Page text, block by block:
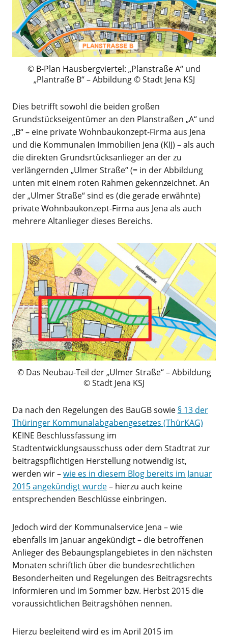
B-Plan Hausbergviertel: „Planstraße A“ und
„Plantraße B“ – Abbildung © Stadt Jena KSJ
Dies betrifft sowohl die beiden großen
Grundstückseigentümer an den Planstraßen „A“ und
„B“ – eine private Wohnbaukonzept-Firma aus Jena
und die Kommunalen Immobilien Jena (KIJ) – als auch
die direkten Grundsrtücksanlieger an der zu
verlängernden „Ulmer Straße“ (= in der Abbildung
unten mit einem roten Rahmen gekennzeichnet. An
der „Ulmer Straße“ sind es (die gerade erwähnte)
private Wohnbaukonzept-Firma aus Jena als auch
mehrere Altanlieger dieses Bereichs.
Das Neubau-Teil der „Ulmer Straße“ – Abbildung
© Stadt Jena KSJ
Da nach den Regelungen des BauGB sowie § 13 der
Thüringer Kommunalabgabengesetzes (ThürKAG)
KEINE Beschlussfassung im
Stadtentwicklungsausschuss oder dem Stadtrat zur
beitragspflichtigen Herstellung notwendig ist,
werden wir –wie es in diesem Blog bereits im Januar
2015 angekündigt wurde– hierzu auch keine
entsprechenden Beschlüsse einbringen.
Jedoch wird der Kommunalservice Jena – wie
ebenfalls im Januar angekündigt – die betroffenen
Anlieger des Bebaungsplangebietes in den nächsten
Monaten schriftlich über die bundesrechtlichen
Besonderheiten und Regelungen des Beitragsrechts
informieren und im Sommer bzw. Herbst 2015 die
voraussichtlichen Beitragshöhen nennen.
Hierzu begleitend wird es im April 2015 im